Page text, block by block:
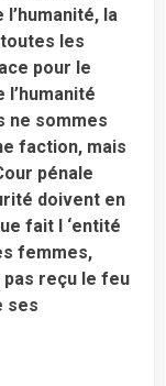
la
les
pour le
ne sommes
faction, mais
pénale
doivent en
fait l ‘entité
femmes,
pas reçu le feu
ses